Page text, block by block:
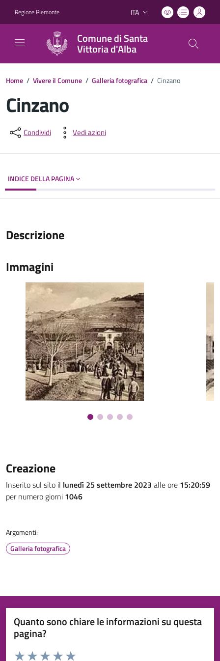
Regione Piemonte Lingua attiva:
ITA
Comune di Santa
Vittoria d'Alba
Home / Vivere il Comune / Galleria fotografica / Cinzano
Cinzano
Dettagli del documento
Condividi Vedi azioni
INDICE DELLA PAGINA
Descrizione
Immagini
Creazione
Inserito sul sito il lunedì 25 settembre 2023 alle ore 15:20:59
per numero giorni 1046
Argomenti:
Galleria fotografica
Quanto sono chiare le informazioni su questa
pagina?
Valuta da 1 a 5 stelle la pagina